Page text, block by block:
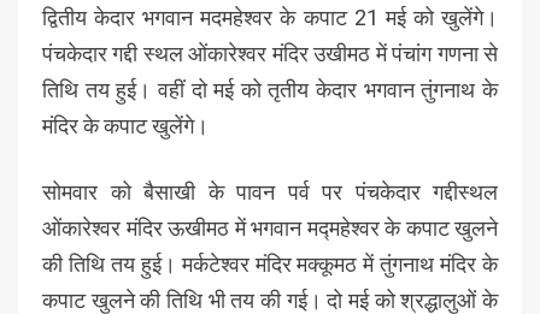
द्वितीय केदार भगवान मदमहेश्वर के कपाट 21 मई को खुलेंगे।
पंचकेदार गद्दी स्थल ओंकारेश्वर मंदिर उखीमठ में पंचांग गणना से
तिथि तय हुई। वहीं दो मई को तृतीय केदार भगवान तुंगनाथ के
मंदिर के कपाट खुलेंगे।
सोमवार को बैसाखी के पावन पर्व पर पंचकेदार गद्दीस्थल
ओंकारेश्वर मंदिर ऊखीमठ में भगवान मद्महेश्वर के कपाट खुलने
की तिथि तय हुई। मर्कटेश्वर मंदिर मक्कूमठ में तुंगनाथ मंदिर के
कपाट खुलने की तिथि भी तय की गई। दो मई को श्रद्धालुओं के